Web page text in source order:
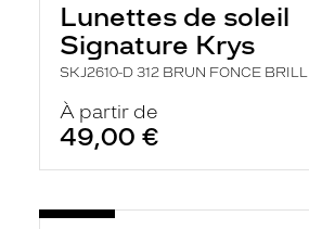
Lunettes de soleil
Signature Krys
SKJ2610-D 312 BRUN FONCE BRILL
À partir de
49,00 €